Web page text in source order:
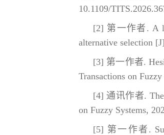
10.1109/
[2] 第一作者. A
alternative selection
[3] 第一作者.
Transactions on
[4] 通讯作者. The
on Fuzzy Systems,
[5] 第一作者.